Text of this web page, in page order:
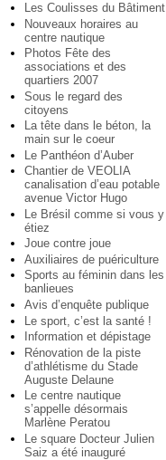
Les Coulisses du Bâtiment
Nouveaux horaires au
centre nautique
Photos Fête des
associations et des
quartiers 2007
Sous le regard des
citoyens
La tête dans le béton, la
main sur le coeur
Le Panthéon d’Auber
Chantier de VEOLIA
canalisation d’eau potable
avenue Victor Hugo
Le Brésil comme si vous y
étiez
Joue contre joue
Auxiliaires de puériculture
Sports au féminin dans les
banlieues
Avis d’enquête publique
Le sport, c’est la santé !
Information et dépistage
Rénovation de la piste
d’athlétisme du Stade
Auguste Delaune
Le centre nautique
s’appelle désormais
Marlène Peratou
Le square Docteur Julien
Saiz a été inauguré